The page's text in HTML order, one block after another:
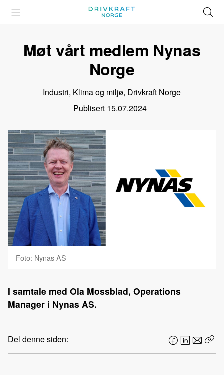
Møt vårt medlem Nynas
Norge
Industri, Klima og miljø, Drivkraft Norge
Publisert 15.07.2024
Foto: Nynas AS
I samtale med Ola Mossblad, Operations
Manager i Nynas AS.
Del denne siden:
F
a
L
i
E
-